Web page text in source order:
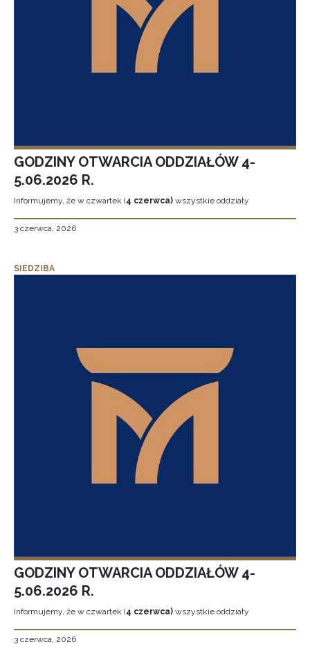
GODZINY OTWARCIA ODDZIAŁÓW 4-
5.06.2026 R.
Informujemy, że w czwartek (4 czerwca) wszystkie oddziały
3 czerwca, 2026
SIEDZIBA
GODZINY OTWARCIA ODDZIAŁÓW 4-
5.06.2026 R.
Informujemy, że w czwartek (4 czerwca) wszystkie oddziały
3 czerwca, 2026